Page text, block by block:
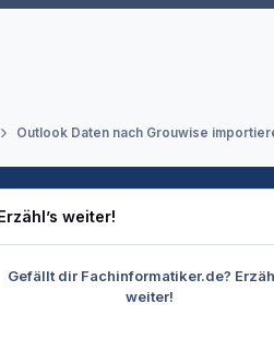
Outlook Daten nach Grouwise
weiter!
Gefällt dir Fachinformatiker.de?
weiter!